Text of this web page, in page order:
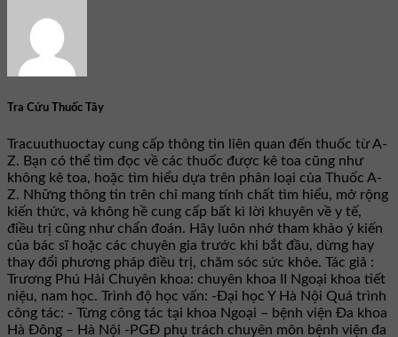
Tra Cứu Thuốc Tây
Tracuuthuoctay cung cấp thông tin liên quan đến thuốc từ A-
Z. Bạn có thể tìm đọc về các thuốc được kê toa cũng như
không kê toa, hoặc tìm hiểu dựa trên phân loại của Thuốc A-
Z. Những thông tin trên chỉ mang tính chất tìm hiểu, mở rộng
kiến thức, và không hề cung cấp bất kì lời khuyên về y tế,
điều trị cũng như chẩn đoán. Hãy luôn nhớ tham khảo ý kiến
của bác sĩ hoặc các chuyên gia trước khi bắt đầu, dừng hay
thay đổi phương pháp điều trị, chăm sóc sức khỏe. Tác giả :
Trương Phú Hải Chuyên khoa: chuyên khoa II Ngoại khoa tiết
niệu, nam học. Trình độ học vấn: -Đại học Y Hà Nội Quá trình
công tác: - Từng công tác tại khoa Ngoại – bệnh viện Đa khoa
Hà Đông – Hà Nội -PGĐ phụ trách chuyên môn bệnh viện đa